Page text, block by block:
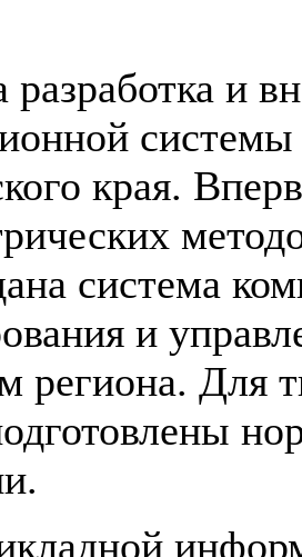
разработка и
системы
края.
система
и
региона. Для